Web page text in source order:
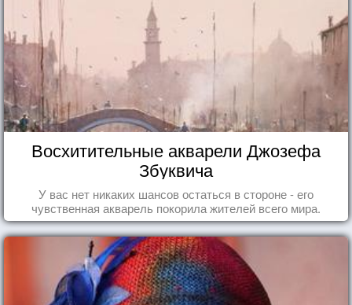
Восхитительные акварели Джозефа
Збуквича
У вас нет никаких шансов остаться в стороне - его
чувственная акварель покорила жителей всего мира.